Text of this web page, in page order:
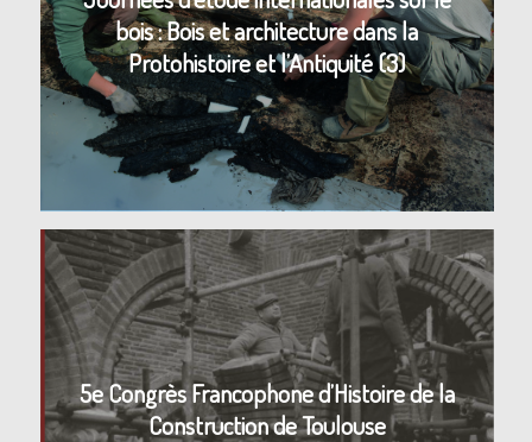
bois : Bois et architecture dans la
Protohistoire et l’Antiquité (3)
5e Congrès Francophone d’Histoire de la
Construction de Toulouse